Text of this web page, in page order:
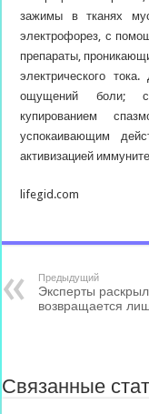
зажимы в тканях
электрофорез, с
препараты,
электрического
ощущений боли;
купированием
успокаивающим
активизацией
lifegid.com
Предыдущий
Эксперты
возвращается
Связанные